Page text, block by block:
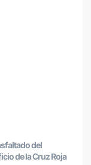
del
de la Cruz Roja